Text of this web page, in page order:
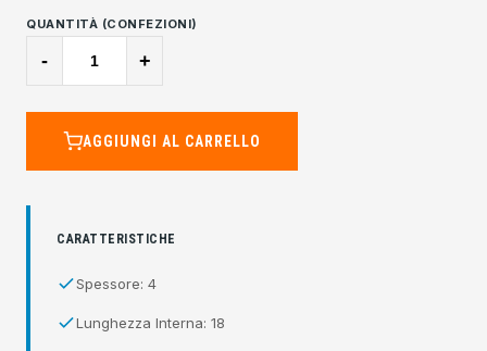
QUANTITÀ (CONFEZIONI)
- +
AGGIUNGI AL CARRELLO
CARATTERISTICHE
Spessore: 4
Lunghezza Interna: 18